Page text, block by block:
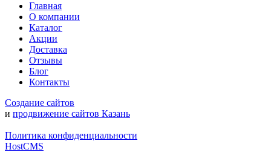
Главная
О компании
Каталог
Акции
Доставка
Отзывы
Блог
Контакты
Создание сайтов
и продвижение сайтов Казань
Политика конфиденциальности
HostCMS